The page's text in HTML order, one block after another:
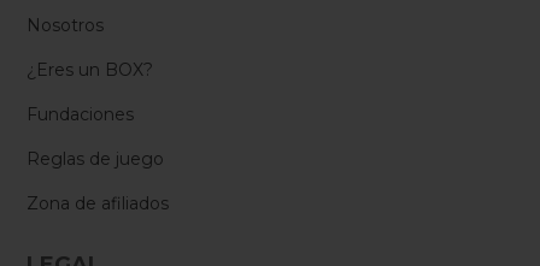
Nosotros
¿Eres un BOX?
Fundaciones
Reglas de juego
Zona de afiliados